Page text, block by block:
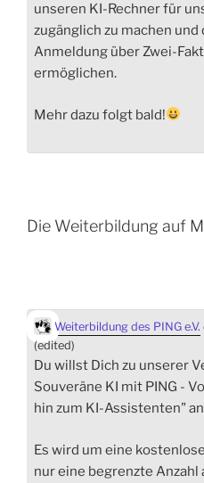
unseren KI-Rechner für
zugänglich zu machen
Anmeldung über Zwei-
ermöglichen.
Mehr dazu folgt bald!
Die Weiterbildung auf
Weiterbildung des PING e.V.
(edited)
Du willst Dich zu unserer
Souveräne KI mit PING -
hin zum KI-Assistenten"
Es wird um eine
nur eine begrenzte Anzahl